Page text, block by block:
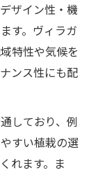
ザイン性・機
す。ヴィラガ
特性や気候を
ンス性にも配
しており、例
すい植栽の選
れます。ま